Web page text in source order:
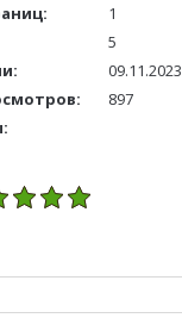
1
5
09.11.2023
897